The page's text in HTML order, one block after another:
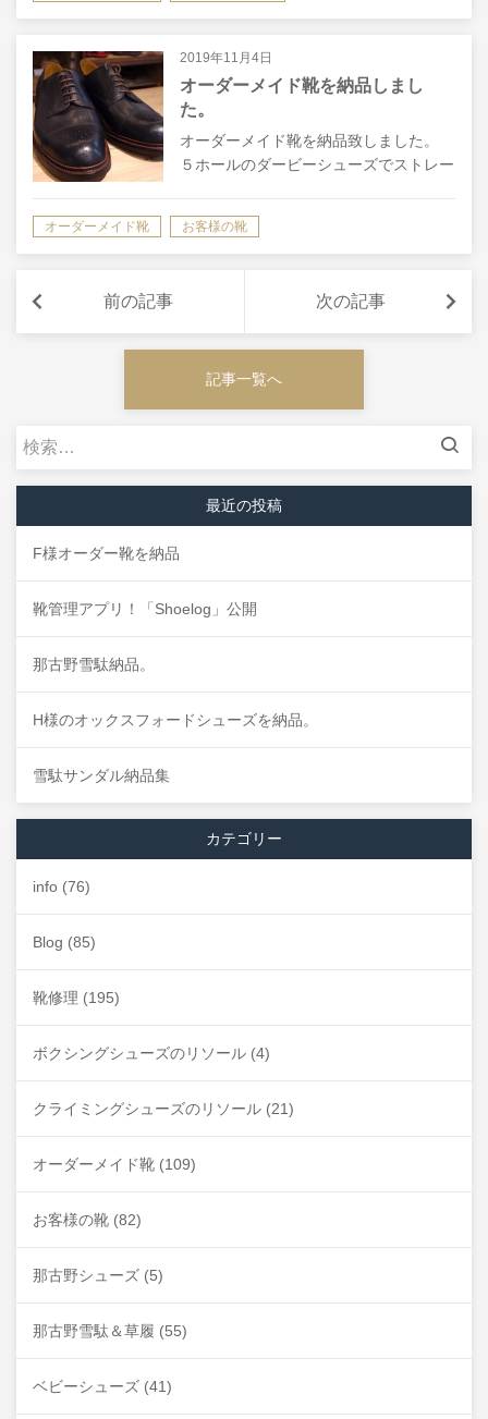
2019年11月4日
オーダーメイド靴を納品しまし
た。
オーダーメイド靴を納品致しました。
５ホールのダービーシューズでストレー
ウェルトはハンドソーンウェルテッド製
法のスプリットウェルト仕様。 カント
オーダーメイド靴 お客様の靴
前の記事 次の記事
記事一覧へ
検
最近の投稿
F様オーダー靴を納品
靴管理アプリ！「Shoelog」公開
那古野雪駄納品。
H様のオックスフォードシューズを納品。
雪駄サンダル納品集
カテゴリー
info (76)
Blog (85)
靴修理 (195)
ボクシングシューズのリソール (4)
クライミングシューズのリソール (21)
オーダーメイド靴 (109)
お客様の靴 (82)
那古野シューズ (5)
那古野雪駄＆草履 (55)
ベビーシューズ (41)